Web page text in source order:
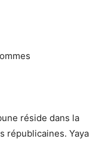
réside dans la
républicaines. Yaya